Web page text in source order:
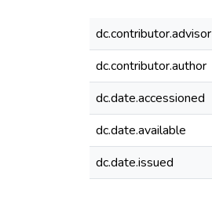
dc.contributor.advisor
dc.contributor.author
dc.date.accessioned
dc.date.available
dc.date.issued